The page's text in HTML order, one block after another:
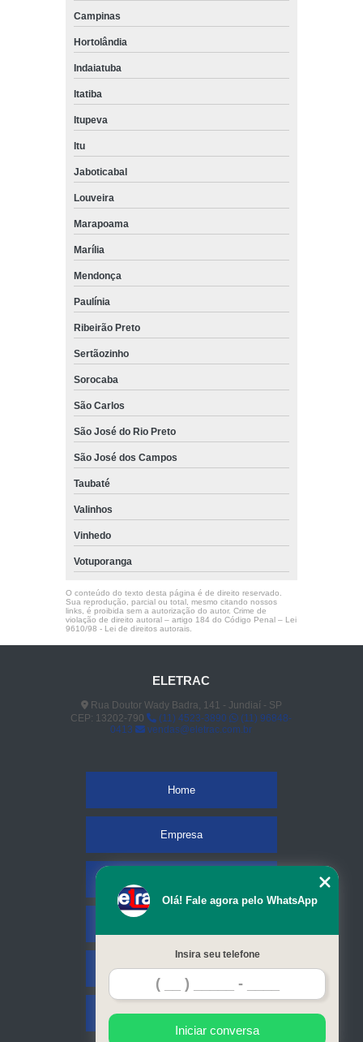
Campinas
Hortolândia
Indaiatuba
Itatiba
Itupeva
Itu
Jaboticabal
Louveira
Marapoama
Marília
Mendonça
Paulínia
Ribeirão Preto
Sertãozinho
Sorocaba
São Carlos
São José do Rio Preto
São José dos Campos
Taubaté
Valinhos
Vinhedo
Votuporanga
O conteúdo do texto desta página é de direito reservado.
Sua reprodução, parcial ou total, mesmo citando nossos
links, é proibida sem a autorização do autor. Crime de
violação de direito autoral – artigo 184 do Código Penal – Lei
9610/98 - Lei de direitos autorais.
ELETRAC
Rua Doutor Wady Badra, 141 - Jundiaí - SP
CEP: 13202-790
(11) 4523-3890
(11) 96848-
0413
vendas@eletrac.com.br
Home
Empresa
Contato
Mapa do site
Olá! Fale agora pelo WhatsApp
Insira seu telefone
Iniciar conversa